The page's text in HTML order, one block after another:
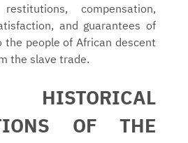
compensation,
and guarantees of
the people of African descent
the slave trade.
OF THE